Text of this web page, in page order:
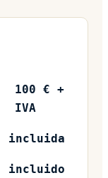
100 € +
IVA
incluida
incluido